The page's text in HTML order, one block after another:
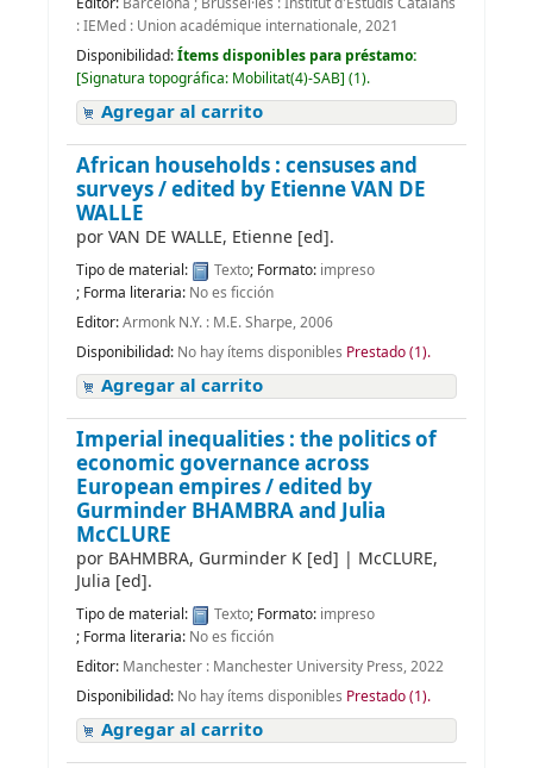
: IEMed : Union académique internationale, 2021
Disponibilidad:Ítems disponibles para préstamo:
[Signatura topográfica: Mobilitat(4)-SAB] (1).
Agregar al carrito
African households : censuses and
surveys /edited by Etienne VAN DE
WALLE
porVAN DE WALLE, Etienne [ed].
Tipo de material: Texto; Formato: impreso
; Forma literaria: No es ficción
Editor:Armonk N.Y. : M.E. Sharpe, 2006
Disponibilidad: No hay ítems disponibles Prestado (1).
Agregar al carrito
Imperial inequalities : the politics of
economic governance across
European empires /edited by
Gurminder BHAMBRA and Julia
McCLURE
por BAHMBRA, Gurminder K [ed] | McCLURE,
Julia [ed].
Tipo de material: Texto; Formato: impreso
; Forma literaria: No es ficción
Editor: Manchester : Manchester University Press, 2022
Disponibilidad: No hay ítems disponibles Prestado (1).
Agregar al carrito